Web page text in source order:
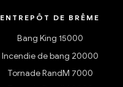
ENTREPÔT DE BRÊME
Bang King 15000
Incendie de bang 20000
Tornade RandM 7000